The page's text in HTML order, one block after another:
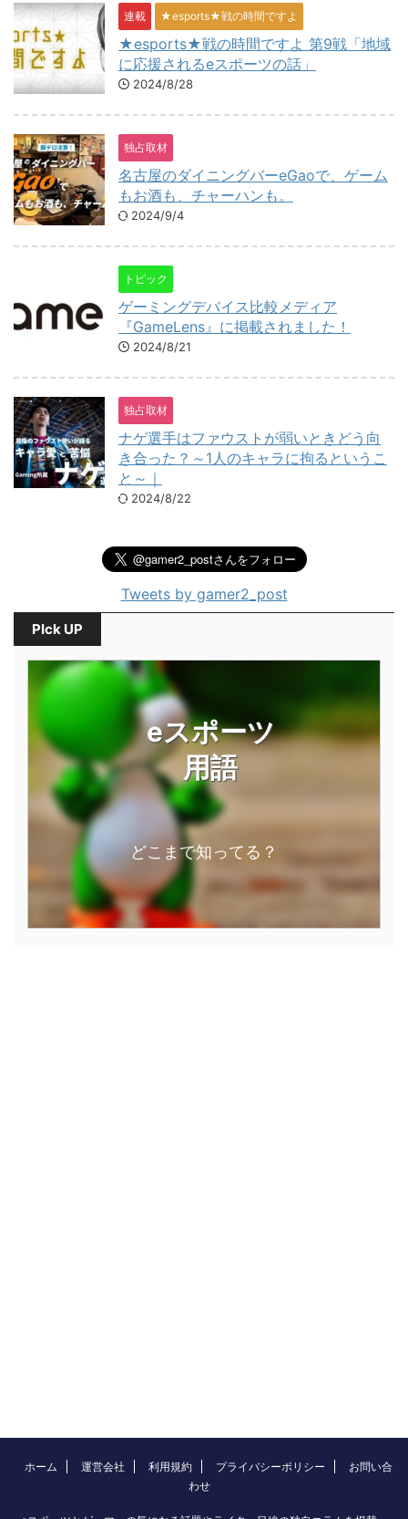
連載 ★esports★戦の時間ですよ
★esports★戦の時間ですよ 第9戦「地域
に応援されるeスポーツの話」
2024/8/28
独占取材
名古屋のダイニングバーeGaoで、ゲーム
もお酒も、チャーハンも。
2024/9/4
トピック
ゲーミングデバイス比較メディア
『GameLens』に掲載されました！
2024/8/21
独占取材
ナゲ選手はファウストが弱いときどう向
き合った？～1人のキャラに拘るというこ
と～｜
2024/8/22
Tweets by gamer2_post
PIck UP
eスポーツ
用語
どこまで知ってる？
ホーム 運営会社 利用規約 プライバシーポリシー
お問い合
わせ